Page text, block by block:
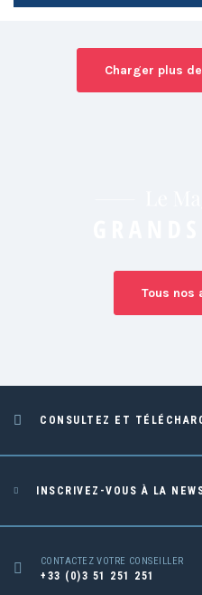
Charger plus
Tous nos
CONSULTEZ ET
INSCRIVEZ-VOUS À LA
CONTACTEZ VOTRE CONSEILLER
+33 (0)3 51 251 251